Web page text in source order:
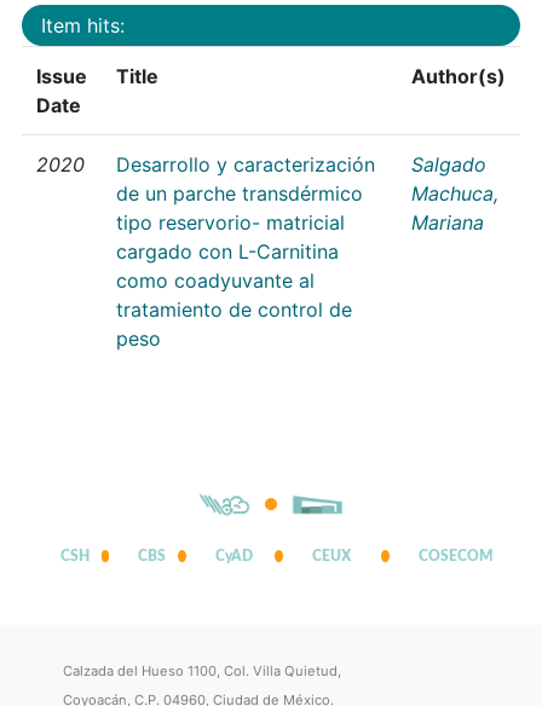
Item hits:
Issue
Date
Title Author(s)
2020
Desarrollo y caracterización
de un parche transdérmico
tipo reservorio- matricial
cargado con L-Carnitina
como coadyuvante al
tratamiento de control de
peso
Salgado
Machuca,
Mariana
CSH CBS CyAD CEUX COSECOM
Calzada del Hueso 1100, Col. Villa Quietud,
Coyoacán, C.P. 04960, Ciudad de México.